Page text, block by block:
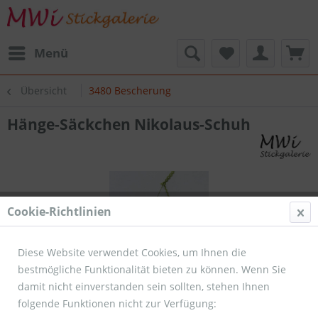
Menü
Übersicht 3480 Bescherung
Hänge-Säckchen Nikolaus-Schuh
Cookie-Richtlinien
Diese Website verwendet Cookies, um Ihnen die
bestmögliche Funktionalität bieten zu können. Wenn Sie
damit nicht einverstanden sein sollten, stehen Ihnen
folgende Funktionen nicht zur Verfügung: